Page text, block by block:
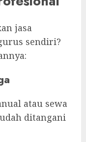
jasa
sendiri?
atau sewa
ditangani